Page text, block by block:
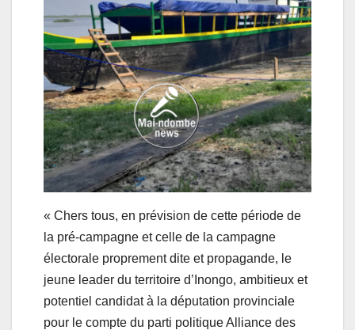
« Chers tous, en prévision de cette période de
la pré-campagne et celle de la campagne
électorale proprement dite et propagande, le
jeune leader du territoire d’Inongo, ambitieux et
potentiel candidat à la députation provinciale
pour le compte du parti politique Alliance des